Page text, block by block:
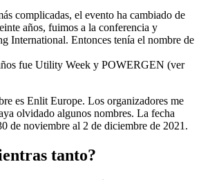
complicadas, el evento ha cambiado de
años, fuimos a la conferencia y
International. Entonces tenía el nombre de
fue Utility Week y POWERGEN (ver
es Enlit Europe. Los organizadores me
olvidado algunos nombres. La fecha
de noviembre al 2 de diciembre de 2021.
tanto?